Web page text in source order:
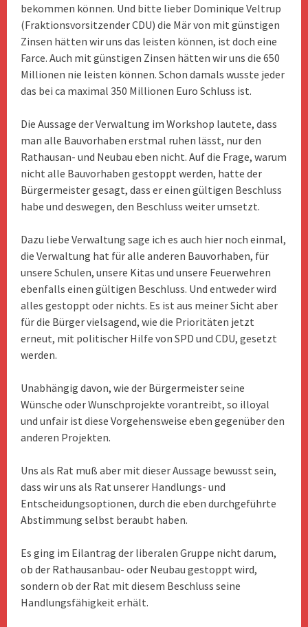
bekommen können. Und bitte lieber Dominique Veltrup
(Fraktionsvorsitzender CDU) die Mär von mit günstigen
Zinsen hätten wir uns das leisten können, ist doch eine
Farce. Auch mit günstigen Zinsen hätten wir uns die 650
Millionen nie leisten können. Schon damals wusste jeder
das bei ca maximal 350 Millionen Euro Schluss ist.
Die Aussage der Verwaltung im Workshop lautete, dass
man alle Bauvorhaben erstmal ruhen lässt, nur den
Rathausan- und Neubau eben nicht. Auf die Frage, warum
nicht alle Bauvorhaben gestoppt werden, hatte der
Bürgermeister gesagt, dass er einen gültigen Beschluss
habe und deswegen, den Beschluss weiter umsetzt.
Dazu liebe Verwaltung sage ich es auch hier noch einmal,
die Verwaltung hat für alle anderen Bauvorhaben, für
unsere Schulen, unsere Kitas und unsere Feuerwehren
ebenfalls einen gültigen Beschluss. Und entweder wird
alles gestoppt oder nichts. Es ist aus meiner Sicht aber
für die Bürger vielsagend, wie die Prioritäten jetzt
erneut, mit politischer Hilfe von SPD und CDU, gesetzt
werden.
Unabhängig davon, wie der Bürgermeister seine
Wünsche oder Wunschprojekte vorantreibt, so illoyal
und unfair ist diese Vorgehensweise eben gegenüber den
anderen Projekten.
Uns als Rat muß aber mit dieser Aussage bewusst sein,
dass wir uns als Rat unserer Handlungs- und
Entscheidungsoptionen, durch die eben durchgeführte
Abstimmung selbst beraubt haben.
Es ging im Eilantrag der liberalen Gruppe nicht darum,
ob der Rathausanbau- oder Neubau gestoppt wird,
sondern ob der Rat mit diesem Beschluss seine
Handlungsfähigkeit erhält.